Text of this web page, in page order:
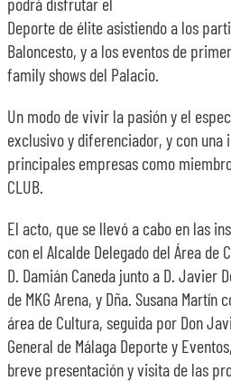
Deporte de élite asistiendo a los
Baloncesto, y a los eventos de
family shows del Palacio.
Un modo de vivir la pasión y el
exclusivo y diferenciador, y con una
principales empresas como
CLUB.
El acto, que se llevó a cabo en las
con el Alcalde Delegado del Área de
D. Damián Caneda junto a D. Javier
de MKG Arena, y Dña. Susana
área de Cultura, seguida por Don
General de Málaga Deporte y
breve presentación y visita de las